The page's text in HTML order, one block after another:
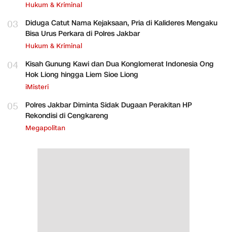
Hukum & Kriminal
03
Diduga Catut Nama Kejaksaan, Pria di Kalideres Mengaku
Bisa Urus Perkara di Polres Jakbar
Hukum & Kriminal
04
Kisah Gunung Kawi dan Dua Konglomerat Indonesia Ong
Hok Liong hingga Liem Sioe Liong
iMisteri
05
Polres Jakbar Diminta Sidak Dugaan Perakitan HP
Rekondisi di Cengkareng
Megapolitan